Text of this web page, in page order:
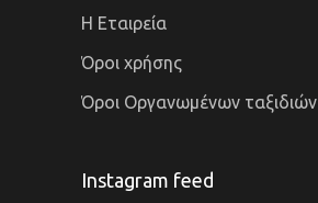
Η Εταιρεία
Όροι χρήσης
Όροι Οργανωμένων ταξιδιών
Instagram feed